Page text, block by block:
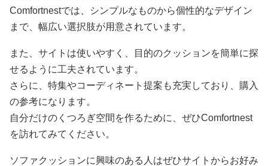
Comfortnestでは、シンプルなものから個性的なデザイン
まで、幅広い選択肢が用意されています。
また、サイトは使いやすく、目的のクッションを簡単に探
せるように工夫されています。
さらに、特集やコーディネート提案も充実しており、購入
の参考になります。
自分だけのくつろぎ空間を作るために、ぜひComfortnest
を訪れてみてください。
ソファクッションに興味のある人はぜひサイトからお好み